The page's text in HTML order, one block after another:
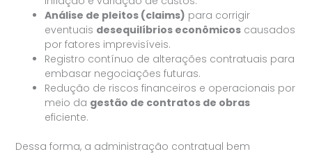
Análise de pleitos (claims) para corrigir
eventuais desequilíbrios econômicos causados
por fatores imprevisíveis.
Registro contínuo de alterações contratuais para
embasar negociações futuras.
Redução de riscos financeiros e operacionais por
meio da gestão de contratos de obras
eficiente.
Dessa forma, a administração contratual bem